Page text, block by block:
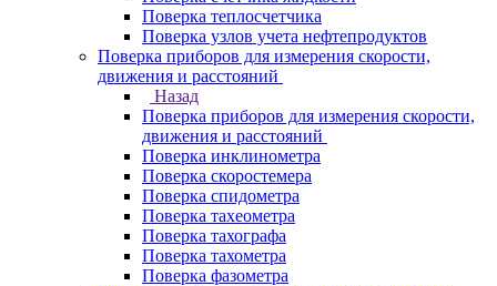
Поверка теплосчетчика
Поверка узлов учета нефтепродуктов
Поверка приборов для измерения скорости,
движения и расстояний
Назад
Поверка приборов для измерения скорости,
движения и расстояний
Поверка инклинометра
Поверка скоростемера
Поверка спидометра
Поверка тахеометра
Поверка тахографа
Поверка тахометра
Поверка фазометра